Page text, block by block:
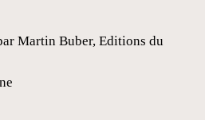
Martin Buber, Editions du